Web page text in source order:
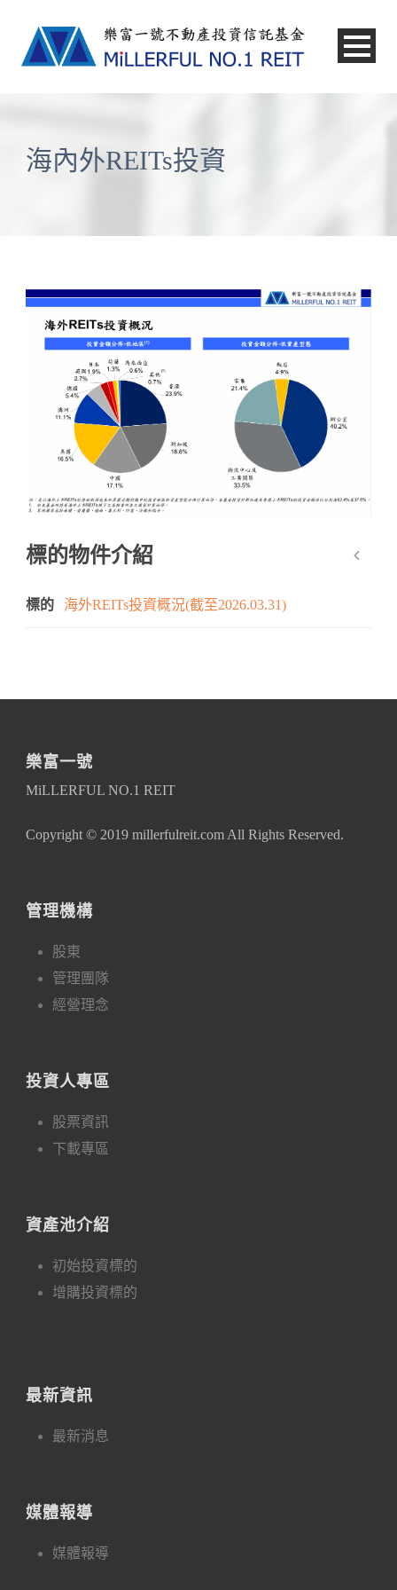
海內外REITs投資
標的物件介紹
標的 海外REITs投資概況(截至2026.03.31)
樂富一號
MiLLERFUL NO.1 REIT
Copyright © 2019 millerfulreit.com All Rights Reserved.
管理機構
股東
管理團隊
經營理念
投資人專區
股票資訊
下載專區
資產池介紹
初始投資標的
增購投資標的
最新資訊
最新消息
媒體報導
媒體報導